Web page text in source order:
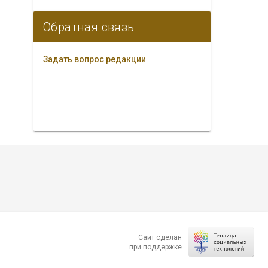
Обратная связь
Задать вопрос редакции
Сайт сделан
при поддержке